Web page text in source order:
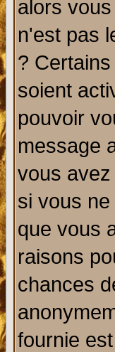
alors
n'est pas
?
soient
pouvoir
message
vous
si vous
que vous
raisons
chances
fournie